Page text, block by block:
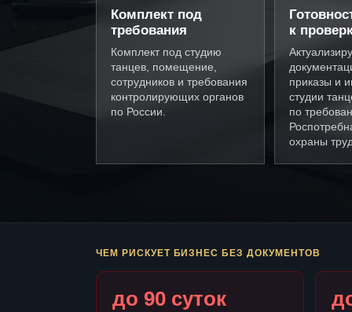
Комплект под
требования
Комплект под студию
танцев, помещение,
сотрудников и требования
контролирующих органов
по России.
к
приказы и
студии
по
охраны
ЧЕМ РИСКУЕТ БИЗНЕС БЕЗ ДОКУМЕНТОВ
до 90 суток